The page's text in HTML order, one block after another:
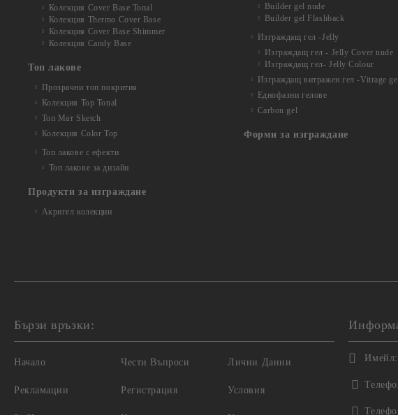
Колекция Cover Base Tonal
Колекция Thermo Cover Base
Колекция Cover Base Shimmer
Колекция Candy Base
Топ лакове
Прозрачни топ покрития
Колекция Top Tonal
Топ Мат Sketch
Колекция Color Top
Топ лакове с ефекти
Топ лакове за дизайн
Продукти за изграждане
Акригел колекции
Builder gel nude
Builder gel Flashback
Изграждащ гел -Jelly
Изграждащ гел - Jelly Cover nude
Изграждащ гел- Jelly Colour
Изграждащ витражен гел -Vitrage
Еднофазни гелове
Carbon gel
Форми за изграждане
Бързи връзки:
Начало
Рекламации
Чести Въпроси
Регистрация
Лични Данни
Условия
Имейл: